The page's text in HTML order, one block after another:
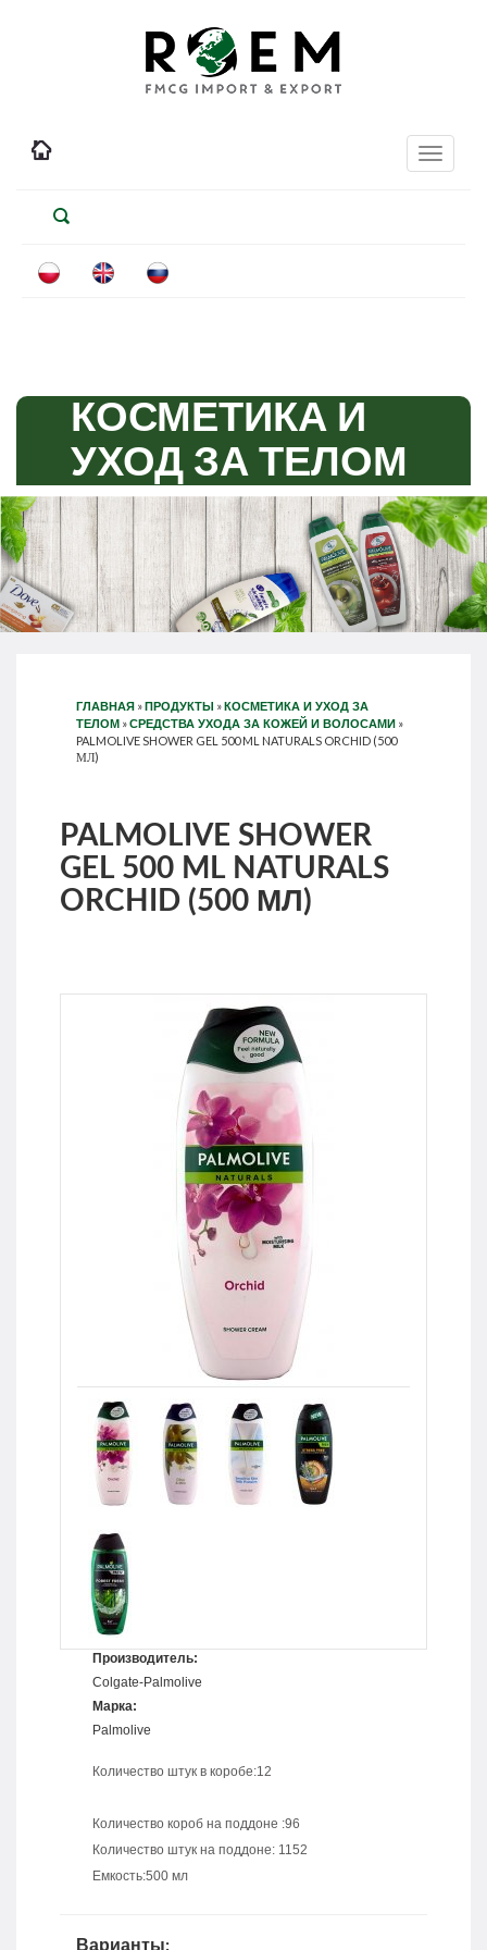
Toggle
КОСМЕТИКА И
УХОД ЗА ТЕЛОМ
ГЛАВНАЯ »ПРОДУКТЫ »КОСМЕТИКА И УХОД ЗА
ТЕЛОМ »СРЕДСТВА УХОДА ЗА КОЖЕЙ И ВОЛОСАМИ »
PALMOLIVE SHOWER GEL 500 ML NATURALS ORCHID (500
МЛ)
PALMOLIVE SHOWER
GEL 500 ML NATURALS
ORCHID (500 МЛ)
Производитель:
Colgate-Palmolive
Марка:
Palmolive
Количество штук в коробе:12
Количество короб на поддоне :96
Количество штук на поддоне: 1152
Емкость:500 мл
Варианты: